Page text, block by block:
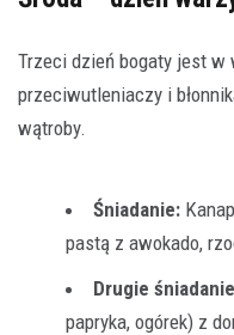
Trzeci dzień bogaty jest
przeciwutleniaczy i
wątroby.
Śniadanie:
pastą z awokado,
Drugie
papryka, ogórek) z